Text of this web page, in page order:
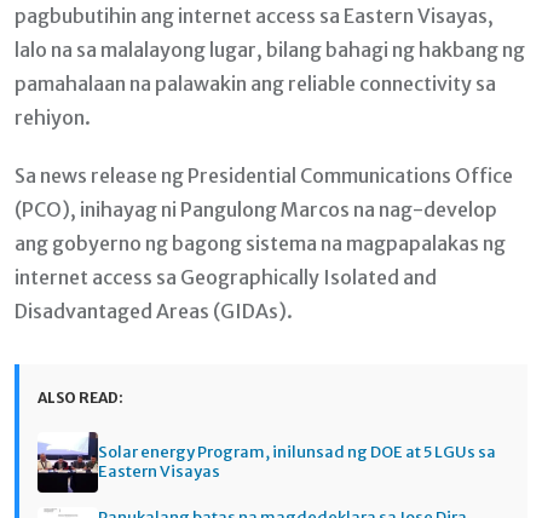
pagbubutihin ang internet access sa Eastern Visayas,
lalo na sa malalayong lugar, bilang bahagi ng hakbang ng
pamahalaan na palawakin ang reliable connectivity sa
rehiyon.
Sa news release ng Presidential Communications Office
(PCO), inihayag ni Pangulong Marcos na nag-develop
ang gobyerno ng bagong sistema na magpapalakas ng
internet access sa Geographically Isolated and
Disadvantaged Areas (GIDAs).
ALSO READ:
Solar energy Program, inilunsad ng DOE at 5 LGUs sa
Eastern Visayas